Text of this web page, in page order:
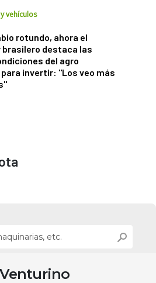
vehículos
rotundo, ahora el
destaca las
del agro
invertir: "Los veo más